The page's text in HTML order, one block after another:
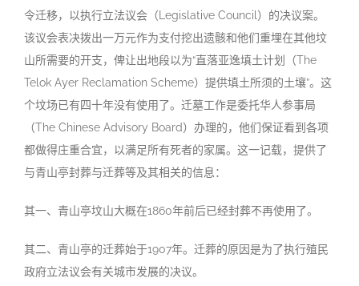
令迁移，以执行立法议会（Legislative Council）的决议案。
该议会表决拨出一万元作为支付挖出遗骸和他们重埋在其他坟
山所需要的开支，俾让出地段以为“直落亚逸填土计划（The
Telok Ayer Reclamation Scheme）提供填土所须的土壤”。这
个坟场已有四十年没有使用了。迁墓工作是委托华人参事局
（The Chinese Advisory Board）办理的，他们保证看到各项
都做得庄重合宜，以满足所有死者的家属。这一记载，提供了
与青山亭封葬与迁葬等及其相关的信息：
其一、青山亭坟山大概在1860年前后已经封葬不再使用了。
其二、青山亭的迁葬始于1907年。迁葬的原因是为了执行殖民
政府立法议会有关城市发展的决议。